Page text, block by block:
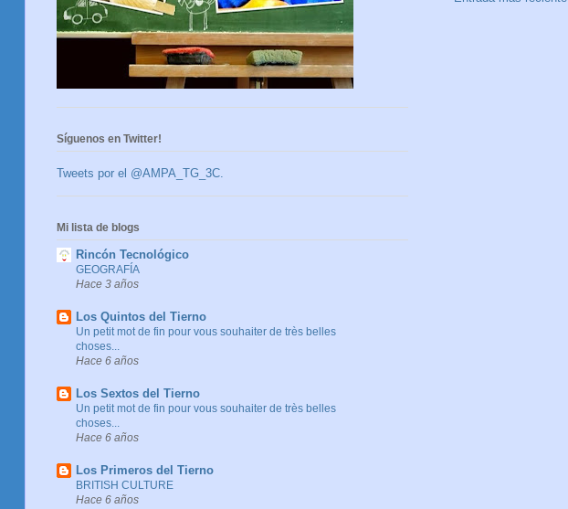
Síguenos en Twitter!
Tweets por el @AMPA_TG_3C.
Mi lista de blogs
Rincón Tecnológico
GEOGRAFÍA
Hace 3 años
Los Quintos del Tierno
Un petit mot de fin pour vous souhaiter de très belles
choses...
Hace 6 años
Los Sextos del Tierno
Un petit mot de fin pour vous souhaiter de très belles
choses...
Hace 6 años
Los Primeros del Tierno
BRITISH CULTURE
Hace 6 años